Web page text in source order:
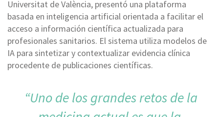
Universitat de València, presentó una plataforma
basada en inteligencia artificial orientada a facilitar el
acceso a información científica actualizada para
profesionales sanitarios. El sistema utiliza modelos de
IA para sintetizar y contextualizar evidencia clínica
procedente de publicaciones científicas.
“Uno de los grandes retos de la